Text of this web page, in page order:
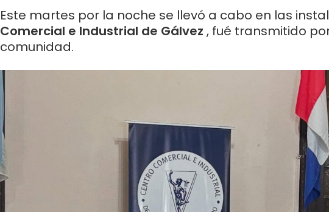
Este martes por la noche se llevó a cabo en las
Comercial e Industrial de Gálvez , fué transmitido
comunidad.